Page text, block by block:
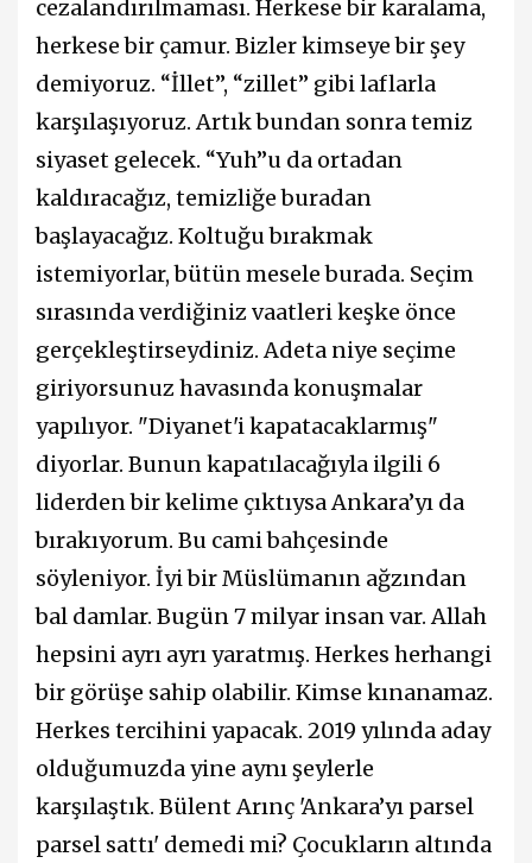
cezalandırılmaması. Herkese bir karalama,
herkese bir çamur. Bizler kimseye bir şey
demiyoruz. “İllet”, “zillet” gibi laflarla
karşılaşıyoruz. Artık bundan sonra temiz
siyaset gelecek. “Yuh”u da ortadan
kaldıracağız, temizliğe buradan
başlayacağız. Koltuğu bırakmak
istemiyorlar, bütün mesele burada. Seçim
sırasında verdiğiniz vaatleri keşke önce
gerçekleştirseydiniz. Adeta niye seçime
giriyorsunuz havasında konuşmalar
yapılıyor. "Diyanet'i kapatacaklarmış"
diyorlar. Bunun kapatılacağıyla ilgili 6
liderden bir kelime çıktıysa Ankara’yı da
bırakıyorum. Bu cami bahçesinde
söyleniyor. İyi bir Müslümanın ağzından
bal damlar. Bugün 7 milyar insan var. Allah
hepsini ayrı ayrı yaratmış. Herkes herhangi
bir görüşe sahip olabilir. Kimse kınanamaz.
Herkes tercihini yapacak. 2019 yılında aday
olduğumuzda yine aynı şeylerle
karşılaştık. Bülent Arınç 'Ankara’yı parsel
parsel sattı' demedi mi? Çocukların altında